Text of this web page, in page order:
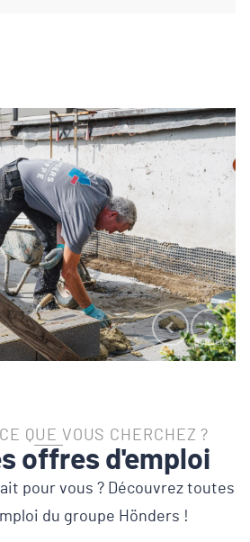
QUE VOUS CHERCHEZ ?
offres d'emploi
pour vous ? Découvrez toutes
du groupe Hönders !